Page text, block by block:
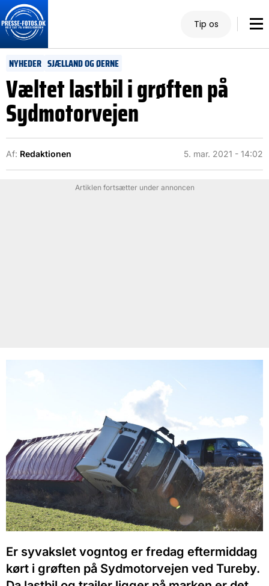
Tip os
NYHEDER SJÆLLAND OG ØERNE
Væltet lastbil i grøften på
Sydmotorvejen
Af: Redaktionen 5. mar. 2021 - 14:02
Artiklen fortsætter under annoncen
Er syvakslet vogntog er fredag eftermiddag
kørt i grøften på Sydmotorvejen ved Tureby.